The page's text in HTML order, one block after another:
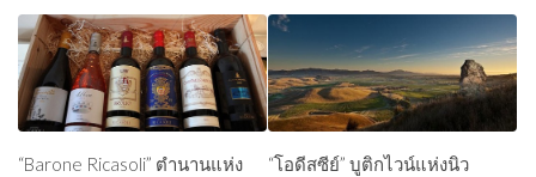
“Barone Ricasoli” ตำนานแห่ง
“โอดีสซีย์” บูติกไวน์แห่งนิว